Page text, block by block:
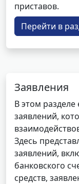
приставов.
Перейти в
Заявления
В этом
заявлений,
Здесь
заявлений,
банковского
средств,